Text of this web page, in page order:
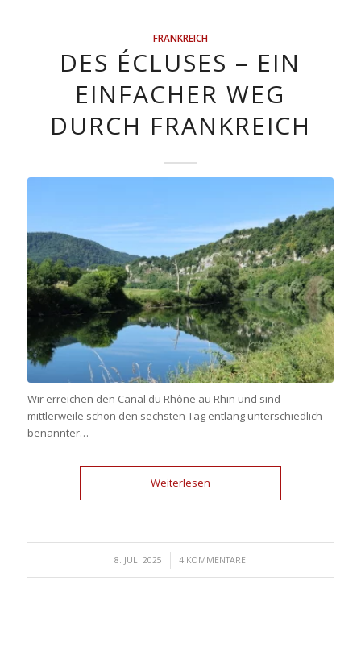
FRANKREICH
DES ÉCLUSES – EIN
EINFACHER WEG
DURCH FRANKREICH
Wir erreichen den Canal du Rhône au Rhin und sind
mittlerweile schon den sechsten Tag entlang unterschiedlich
benannter…
Weiterlesen
8. JULI 2025
/ 4 KOMMENTARE